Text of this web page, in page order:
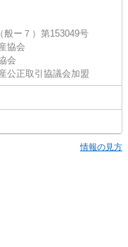
ー７）第153049号
協会
会
公正取引協議会加盟
情報の見方